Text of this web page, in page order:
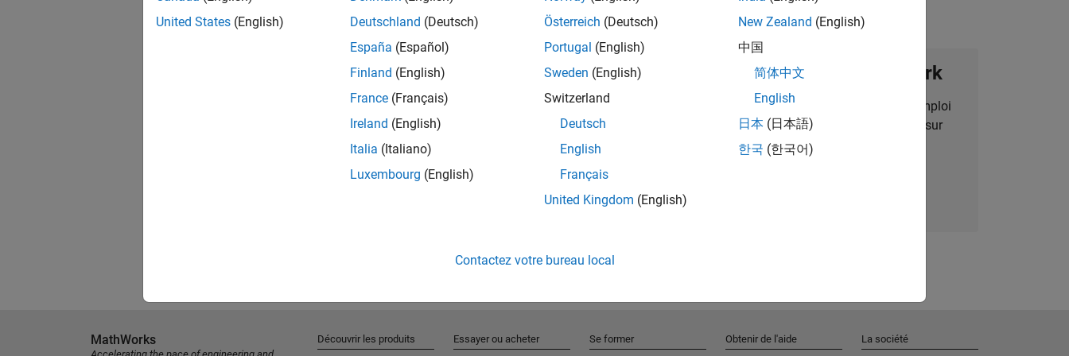
Rejoignez notre Talent Network
Recevez des alertes pour des opportunités d'emploi
personnalisées, des articles et des actualités sur
l'entreprise.
United States (English)
Deutschland (Deutsch)
España (Español)
Finland (English)
France (Français)
Ireland (English)
Italia (Italiano)
Luxembourg (English)
Österreich (Deutsch)
Portugal (English)
Sweden (English)
Switzerland
Deutsch
English
Français
United Kingdom (English)
New Zealand (English)
中国
简体中文
English
日本 (日本語)
한국 (한국어)
Contactez votre bureau local
MathWorks Découvrir les produits Essayer ou acheter Se former Obtenir de l'aide La société